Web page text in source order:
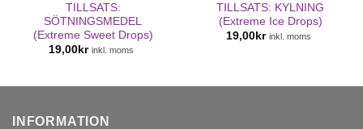
TILLSATS:
SÖTNINGSMEDEL
(Extreme Sweet Drops)
19,00 kr inkl. moms
TILLSATS: KYLNING
(Extreme Ice Drops)
19,00 kr inkl. moms
INFORMATION